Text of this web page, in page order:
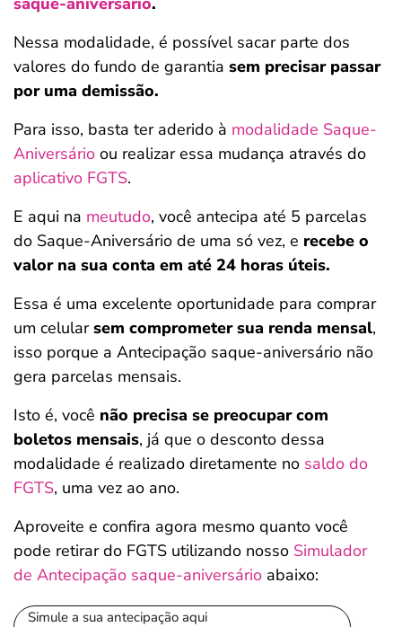
Nessa modalidade, é possível sacar parte dos
valores do fundo de garantia sem precisar passar
por uma demissão.
Para isso, basta ter aderido à modalidade Saque-
Aniversário ou realizar essa mudança através do
aplicativo FGTS.
E aqui na meutudo, você antecipa até 5 parcelas
do Saque-Aniversário de uma só vez, e recebe o
valor na sua conta em até 24 horas úteis.
Essa é uma excelente oportunidade para comprar
um celularsem comprometer sua renda mensal,
isso porque a Antecipação saque-aniversário não
gera parcelas mensais.
Isto é, você não precisa se preocupar com
boletos mensais, já que o desconto dessa
modalidade é realizado diretamente no saldo do
FGTS, uma vez ao ano.
Aproveite e confira agora mesmo quanto você
pode retirar do FGTS utilizando nosso Simulador
de Antecipação saque-aniversário abaixo:
Simule a sua antecipação aqui